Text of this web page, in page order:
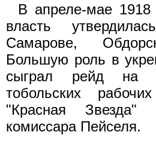
В апреле-мае 1918
власть
Самарове,
Большую роль в
сыграл рейд на
тобольских
"Красная Звезда"
комиссара Пейселя.